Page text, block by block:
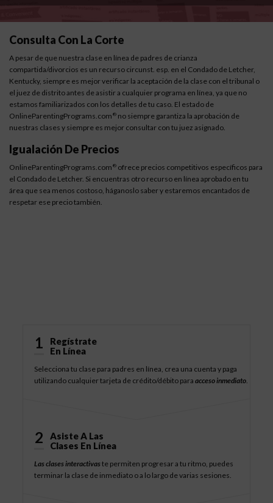
Consulta Con La Corte
A pesar de que nuestra clase en línea de padres de crianza
compartida/divorcios es un recurso circunst. esp. en el Condado de Letcher,
Kentucky, siempre es mejor verificar la aceptación de la clase con el tribunal o
el juez de distrito antes de asistir a cualquier programa en línea, ya que no
estamos familiarizados con los detalles de tu caso. El estado de
OnlineParentingPrograms.com ® no siempre garantiza la aprobación de
nuestras clases y siempre es mejor consultar con tu juez asignado.
Igualación De Precios
OnlineParentingPrograms.com ® ofrece precios competitivos específicos para
el Condado de Letcher. Si encuentras otro recurso en línea aprobado en tu
área que sea menos costoso, háganoslo saber y estaremos encantados de
respetar ese precio también.
1
Regístrate
En Línea
Selecciona tu clase para padres en línea, crea una cuenta y paga
utilizando cualquier tarjeta de crédito/débito paraacceso inmediato.
2
Asiste A Las
Clases En Línea
Las clases interactivaste permiten progresar a tu ritmo, puedes
terminar la clase de inmediato o a lo largo de varias sesiones.